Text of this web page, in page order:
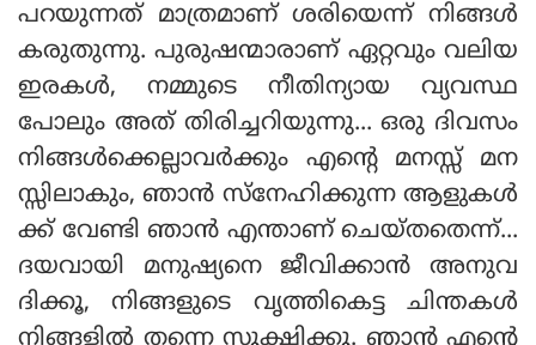
പറയുന്നത് മാത്രമാണ് ശരിയെന്ന് നിങ്ങൾ
കരുതുന്നു. പുരുഷന്മാരാണ് ഏറ്റവും വലിയ
ഇരകൾ, നമ്മുടെ നീതിന്യായ വ്യവസ്ഥ
പോലും അത് തിരിച്ചറിയുന്നു... ഒരു ദിവസം
നിങ്ങൾക്കെല്ലാവർക്കും എന്റെ മനസ്സ് മന
സ്സിലാകും, ഞാൻ സ്നേഹിക്കുന്ന ആളുകൾ
ക്ക് വേണ്ടി ഞാൻ എന്താണ് ചെയ്തതെന്ന്...
ദയവായി മനുഷ്യനെ ജീവിക്കാൻ അനുവ
ദിക്കൂ, നിങ്ങളുടെ വൃത്തികെട്ട ചിന്തകൾ